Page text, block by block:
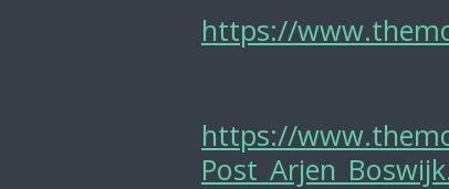
https://
https://